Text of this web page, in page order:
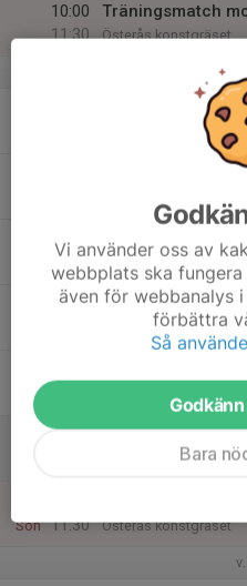
10:00
11:30
Träningsmatch
Österås konstgräset
Fre
Sön
11:30
Österås konstgräset
Vi använder oss av
webbplats ska
även för webbanalys
förbättra
Så
Bara